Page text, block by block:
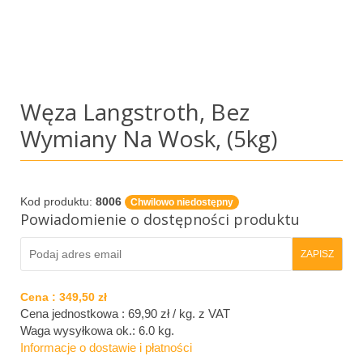
Węza Langstroth, Bez
Wymiany Na Wosk, (5kg)
Kod produktu: 8006 Chwilowo niedostępny
Powiadomienie o dostępności produktu
Cena : 349,50 zł
Cena jednostkowa : 69,90 zł / kg. z VAT
Waga wysyłkowa ok.: 6.0 kg.
Informacje o dostawie i płatności